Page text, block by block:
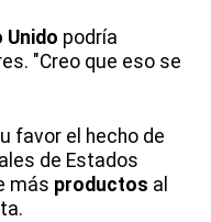
Unido podría
"Creo que eso se
favor el hecho de
de Estados
más productos al